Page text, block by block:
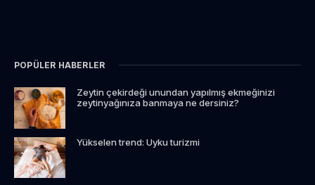
POPÜLER HABERLER
Zeytin çekirdeği unundan yapılmış ekmeğinizi
zeytinyağınıza banmaya ne dersiniz?
Yükselen trend: Uyku turizmi